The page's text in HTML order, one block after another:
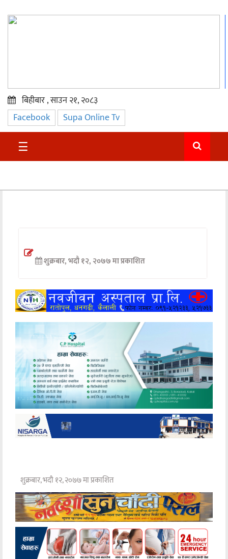
प्रमुख
समाचार
सुदुर
अन्तर्वार्ता
खेलकुद
मनोरञ्जन
अन्य
बिहीबार , साउन २१, २०८३
Facebook Supa Online Tv
☰
शुक्रबार, भदौ १२, २०७७ मा प्रकाशित
शुक्रबार, भदौ १२, २०७७ मा प्रकाशित